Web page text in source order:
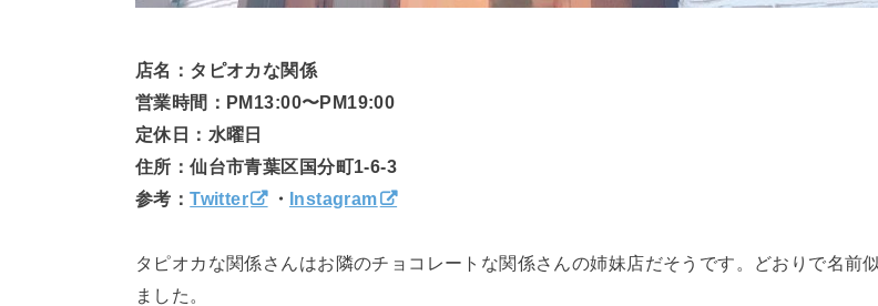
店名：タピオカな関係
営業時間：PM13:00〜PM19:00
定休日：水曜日
住所：仙台市青葉区国分町1-6-3
参考：Twitter ・ Instagram
タピオカな関係さんはお隣のチョコレートな関係さんの姉妹店だそうです。どおりで名前
ました。